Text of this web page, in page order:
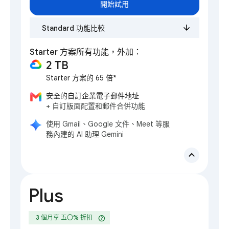
開始試用
Standard 功能比較
Starter 方案所有功能，外加：
2 TB
Starter 方案的 65 倍*
安全的自訂企業電子郵件地址
+ 自訂版面配置和郵件合併功能
使用 Gmail、Google 文件、Meet 等服
務內建的 AI 助理 Gemini
expand_less
Plus
3 個月享 五〇% 折扣 help